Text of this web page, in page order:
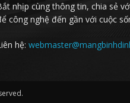
nhịp cùng thông tin, chia sẻ
công nghệ đến gần với cuộc
hệ: